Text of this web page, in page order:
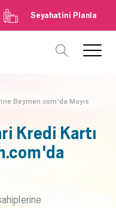
Seyahatini Planla
Beymen.com'da Mayıs
Kredi Kartı